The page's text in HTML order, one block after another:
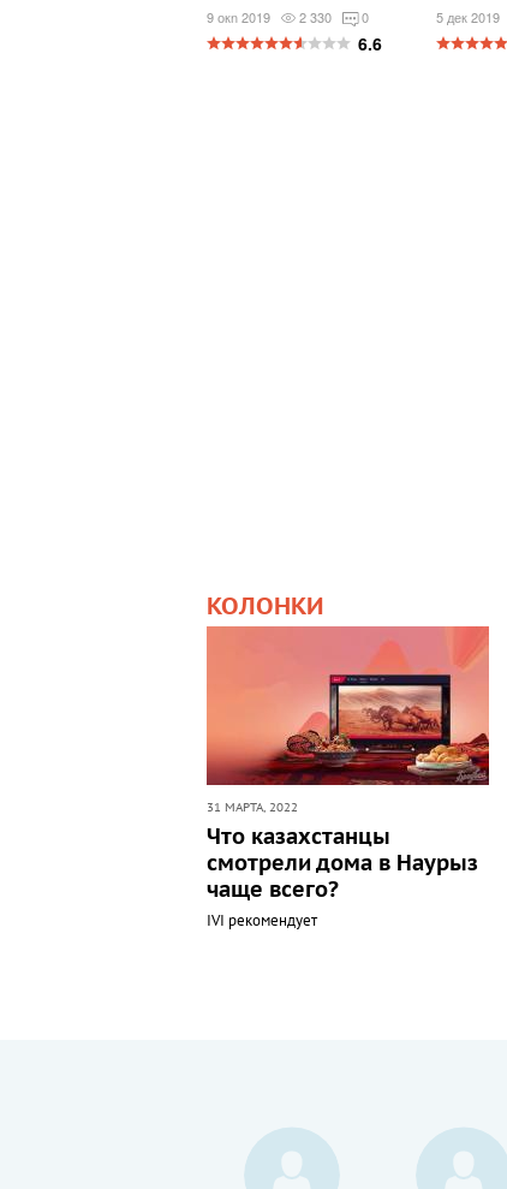
9 окn 2019 2 330 0
6.6
5 дек 2019
КОЛОНКИ
31 МАРТА, 2022
Что казахстанцы
смотрели дома в Наурыз
чаще всего?
IVI рекомендует